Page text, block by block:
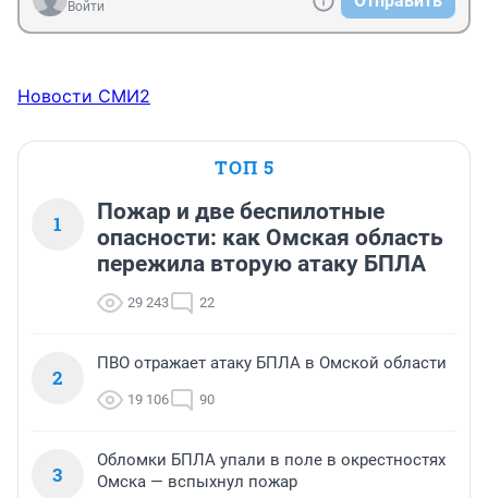
Войти
Новости СМИ2
ТОП 5
1
Пожар и две беспилотные
опасности: как Омская область
пережила вторую атаку БПЛА
29 243 22
2
ПВО отражает атаку БПЛА в Омской области
19 106 90
3
Обломки БПЛА упали в поле в окрестностях
Омска — вспыхнул пожар